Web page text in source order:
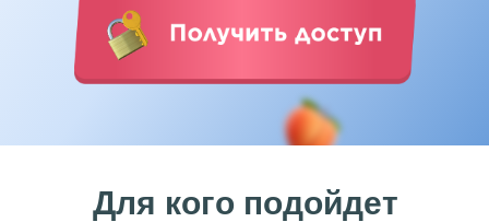
Для кого подойдет